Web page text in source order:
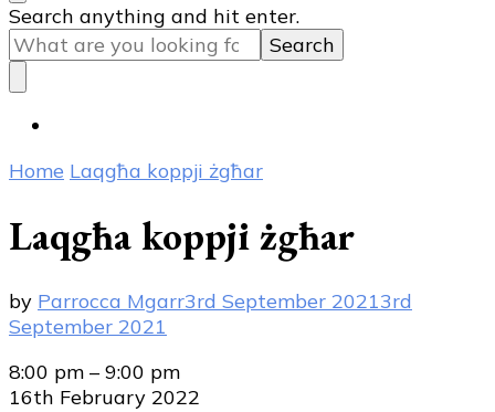
Looking
for
Something?
Search anything and hit enter.
Home Laqgħa koppji żgħar
Laqgħa koppji żgħar
by Parrocca Mgarr3rd September 20213rd
September 2021
Laqgħa
koppji
8:00 pm – 9:00 pm
16th February 2022